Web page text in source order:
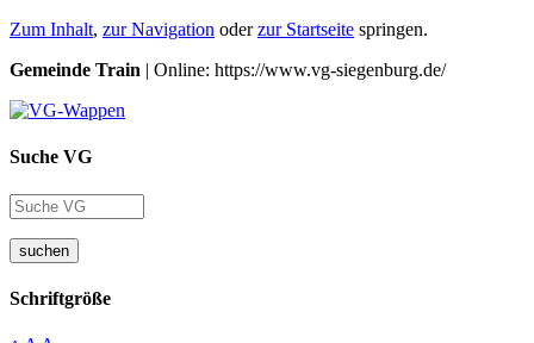
Zum Inhalt, zur Navigation oderzur Startseite springen.
Gemeinde Train | Online: https://www.vg-siegenburg.de/
Suche VG
suchen
Schriftgröße